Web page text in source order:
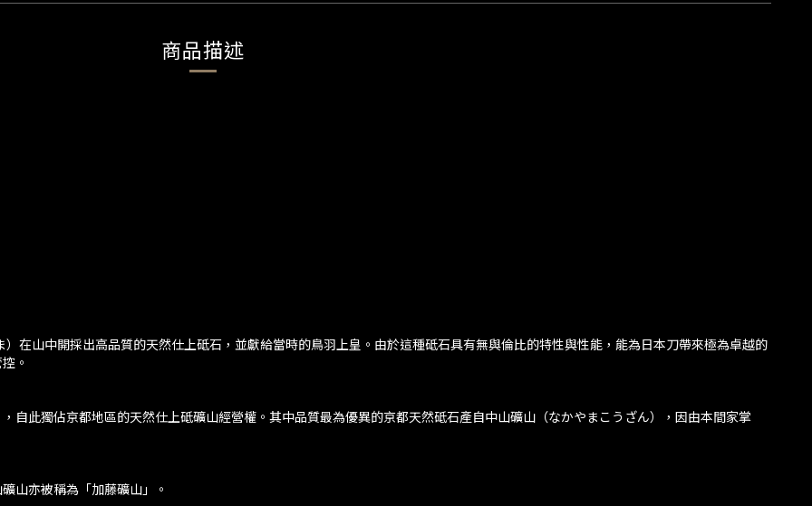
商品描述
在山中開採出高品質的天然仕上砥石，並獻給當時的鳥羽上皇。由於這種砥石具有無與倫比的特性與性能，能為日本刀帶來極為卓越的
。
自此獨佔京都地區的天然仕上砥礦山經營權。其中品質最為優異的京都天然砥石產自中山礦山（なかやまこうざん），因由本間家掌
山亦被稱為「加藤礦山」。